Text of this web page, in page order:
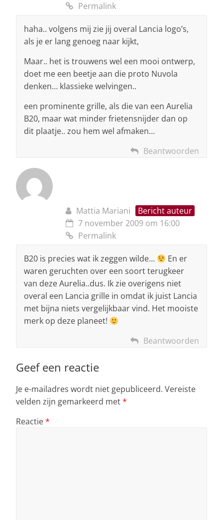
Permalink
haha.. volgens mij zie jij overal Lancia logo’s,
als je er lang genoeg naar kijkt,
Maar.. het is trouwens wel een mooi ontwerp,
doet me een beetje aan die proto Nuvola
denken… klassieke welvingen..
een prominente grille, als die van een Aurelia
B20, maar wat minder frietensnijder dan op
dit plaatje.. zou hem wel afmaken…
Beantwoorden
Mattia Mariani
Bericht auteur
7 november 2009 om 16:00
Permalink
B20 is precies wat ik zeggen wilde…
En er
waren geruchten over een soort terugkeer
van deze Aurelia..dus. Ik zie overigens niet
overal een Lancia grille in omdat ik juist Lancia
met bijna niets vergelijkbaar vind. Het mooiste
merk op deze planeet!
Beantwoorden
Geef een reactie
Je e-mailadres wordt niet gepubliceerd. Vereiste
velden zijn gemarkeerd met*
Reactie*